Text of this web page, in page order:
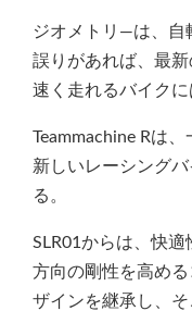
ジオメトリ―は、自
誤りがあれば、最
速く走れるバイクに
Teammachine Rは
新しいレーシング
る。
SLR01からは、快
方向の剛性を高め
ザインを継承し、